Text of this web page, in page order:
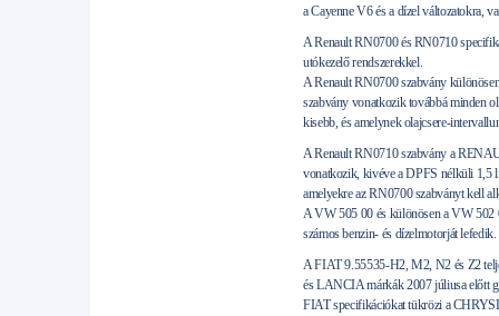
a Cayenne V6 és a dízel változatokra,
A Renault RN0700 és RN0710
utókezelő rendszerekkel.
A Renault RN0700 szabvány
szabvány vonatkozik továbbá minden
kisebb, és amelynek olajcsere-
A Renault RN0710 szabvány a
vonatkozik, kivéve a DPFS nélküli 1,5
amelyekre az RN0700 szabványt kell
A VW 505 00 és különösen a VW 502
számos benzin- és dízelmotorját lefedik.
A FIAT 9.55535-H2, M2, N2 és Z2
és LANCIA márkák 2007 júliusa előtt
FIAT specifikációkat tükrözi a